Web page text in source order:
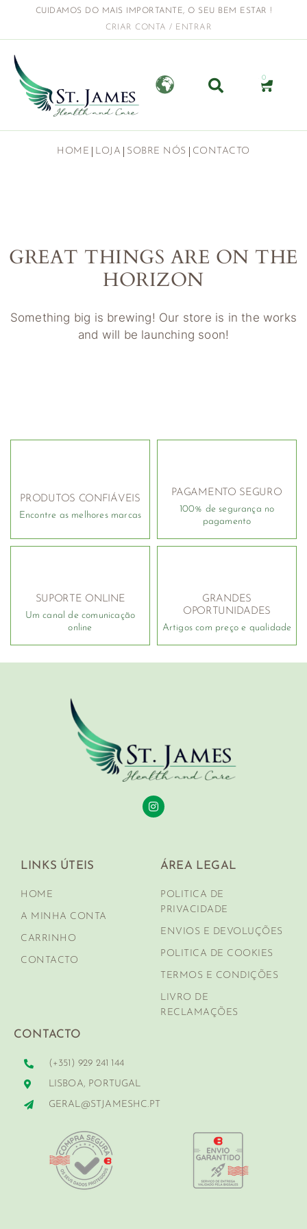
CUIDAMOS DO MAIS IMPORTANTE, O SEU BEM ESTAR !
CRIAR CONTA / ENTRAR
0
HOME LOJA SOBRE NÓS CONTACTO
GREAT THINGS ARE ON THE
HORIZON
Something big is brewing! Our store is in the works
and will be launching soon!
PRODUTOS CONFIÁVEIS
Encontre as melhores marcas
PAGAMENTO SEGURO
100% de segurança no
pagamento
SUPORTE ONLINE
Um canal de comunicação
online
GRANDES
OPORTUNIDADES
Artigos com preço e qualidade
LINKS ÚTEIS
HOME
A MINHA CONTA
CARRINHO
CONTACTO
ÁREA LEGAL
POLITICA DE
PRIVACIDADE
ENVIOS E DEVOLUÇÕES
POLITICA DE COOKIES
TERMOS E CONDIÇÕES
LIVRO DE
RECLAMAÇÕES
CONTACTO
(+351) 929 241 144
LISBOA, PORTUGAL
GERAL@STJAMESHC.PT